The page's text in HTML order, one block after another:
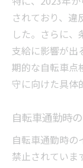
自転
点
群馬
ナー
自転
ル
自転
されており、違
した。さらに
支給に影響が出
期的な自転車点
守に向けた具体
自転車通勤時
自転車通勤時の
禁止されていま